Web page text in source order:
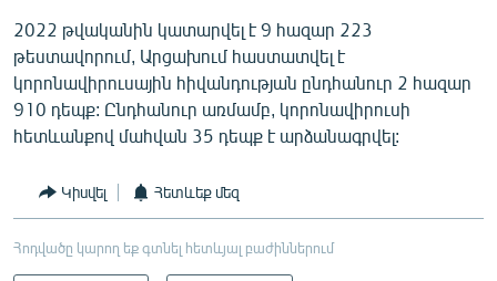
2022 թվականին կատարվել է 9 հազար 223
թեստավորում, Արցախում հաստատվել է
կորոնավիրուսային հիվանդության ընդհանուր 2 հազար
910 դեպք: Ընդհանուր առմամբ, կորոնավիրուսի
հետևանքով մահվան 35 դեպք է արձանագրվել:
Կիսվել Հետևեք մեզ
Հոդվածը կարող եք գտնել հետևյալ բաժիններում